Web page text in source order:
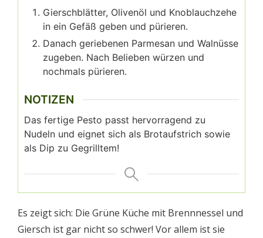
Gierschblätter, Olivenöl und Knoblauchzehe
in ein Gefäß geben und pürieren.
Danach geriebenen Parmesan und Walnüsse
zugeben. Nach Belieben würzen und
nochmals pürieren.
NOTIZEN
Das fertige Pesto passt hervorragend zu
Nudeln und eignet sich als Brotaufstrich sowie
als Dip zu Gegrilltem!
Es zeigt sich: Die Grüne Küche mit Brennnessel und
Giersch ist gar nicht so schwer! Vor allem ist sie